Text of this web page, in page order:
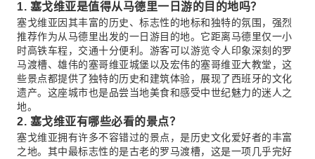
1. 塞戈维亚是值得从马德里一日游的目的地吗？
塞戈维亚因其丰富的历史、标志性的地标和独特的氛围，强烈
推荐作为从马德里出发的一日游目的地。它距离马德里仅一小
时高铁车程，交通十分便利。游客可以游览令人印象深刻的罗
马渡槽、雄伟的塞哥维亚城堡以及宏伟的塞哥维亚大教堂，这
些景点都提供了独特的历史和建筑体验，展现了西班牙的文化
遗产。这座城市也是品尝当地美食和感受中世纪魅力的迷人之
地。
2. 塞戈维亚有哪些必看的景点？
塞戈维亚拥有许多不容错过的景点，是历史文化爱好者的丰富
之地。其中最标志性的是古老的罗马渡槽，这是一项几乎完好